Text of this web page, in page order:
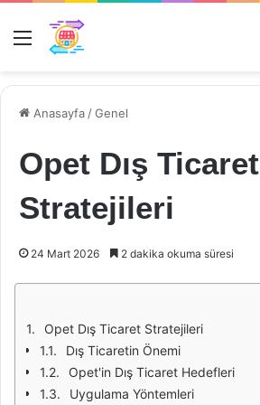
Menü
Anasayfa /Genel
Opet Dış Ticaret
Stratejileri
24 Mart 2026 2 dakika okuma süresi
Opet Dış Ticaret Stratejileri
Dış Ticaretin Önemi
Opet'in Dış Ticaret Hedefleri
Uygulama Yöntemleri